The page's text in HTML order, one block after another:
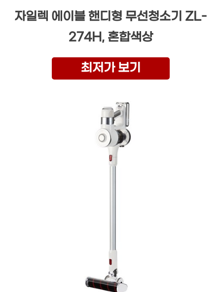
자일렉 에이블 핸디형 무선청소기 ZL-
274H, 혼합색상
최저가 보기